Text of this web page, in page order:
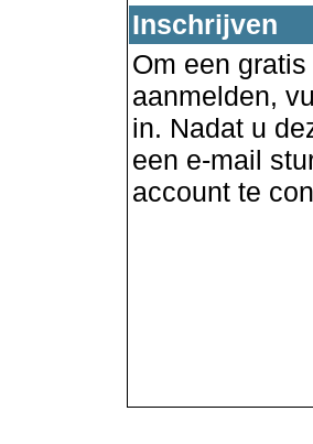
Inschrijven
Om een
aanmelden,
in. Nadat u
een e-mail
account te